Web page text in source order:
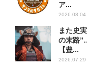
ア...
2026.08.04
また史
の末路
【豊...
2026.07.29